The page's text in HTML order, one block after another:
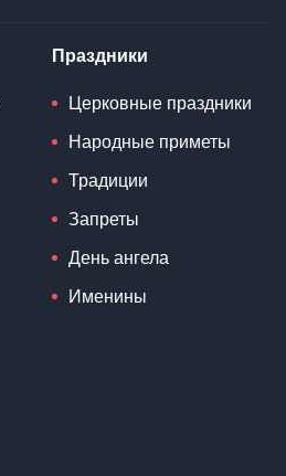
Праздники
Церковные праздники
Народные приметы
Традиции
Запреты
День ангела
Именины